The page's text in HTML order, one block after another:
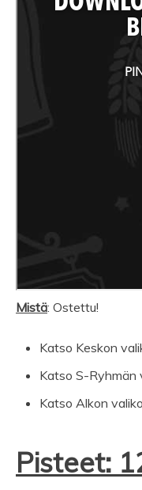
Mistä: Ostettu!
Katso Keskon
Katso S-Ryhmän
Katso Alkon
Pisteet: